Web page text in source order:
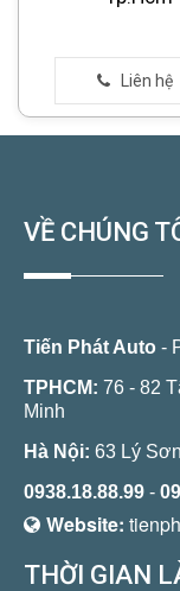
VỀ CHÚNG
Tiến Phát Auto -
TPHCM: 76 - 82
Minh
Hà Nội: 63 Lý
0938.18.88.99 -
Website:
THỜI GIAN